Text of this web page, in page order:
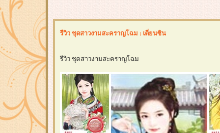
รีวิว ชุดสาวงามสะคราญโฉม : เตี่ยนซิน
รีวิว ชุดสาวงามสะคราญโฉม